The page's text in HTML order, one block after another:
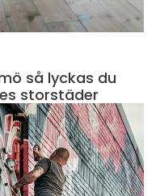
du
storstäder